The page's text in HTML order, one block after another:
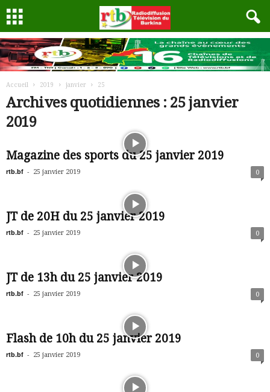
Accueil 2019 janvier 25
Archives quotidiennes : 25 janvier
2019
Magazine des sports du 25 janvier 2019
rtb.bf - 25 janvier 2019 0
JT de 20H du 25 janvier 2019
rtb.bf - 25 janvier 2019 0
JT de 13h du 25 janvier 2019
rtb.bf - 25 janvier 2019 0
Flash de 10h du 25 janvier 2019
rtb.bf - 25 janvier 2019 0